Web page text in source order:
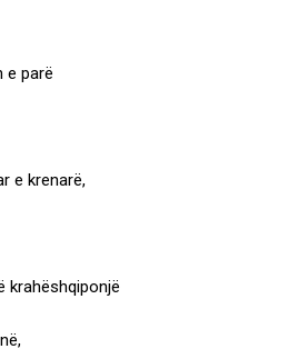
e parë
e krenarë,
krahëshqiponjë